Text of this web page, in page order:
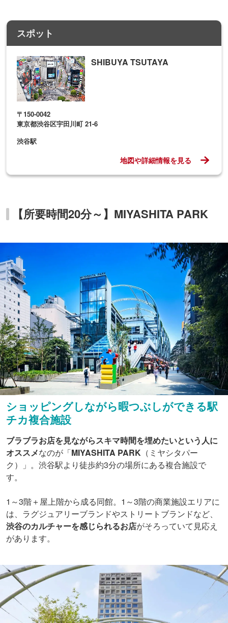
スポット
SHIBUYA TSUTAYA
〒150-0042
東京都渋谷区宇田川町 21-6
渋谷駅
地図や詳細情報を見る
【所要時間20分～】MIYASHITA PARK
ショッピングしながら暇つぶしができる駅
チカ複合施設
ブラブラお店を見ながらスキマ時間を埋めたいという人に
オススメなのが「MIYASHITA PARK （ミヤシタパー
ク）」。渋谷駅より徒歩約3分の場所にある複合施設で
す。
1～3階＋屋上階から成る同館。1～3階の商業施設エリアに
は、ラグジュアリーブランドやストリートブランドなど、
渋谷のカルチャーを感じられるお店がそろっていて見応え
があります。